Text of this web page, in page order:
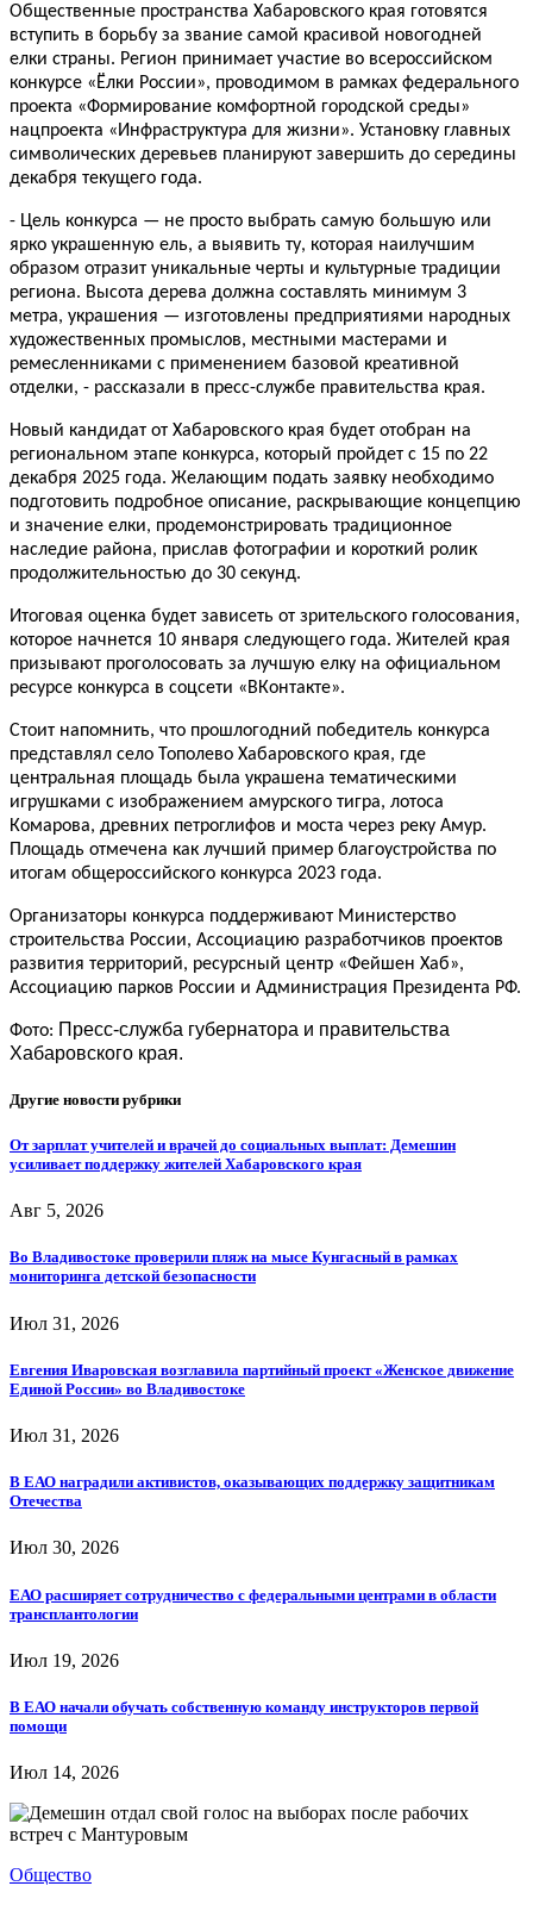
Общественные пространства Хабаровского края готовятся
вступить в борьбу за звание самой красивой новогодней
елки страны. Регион принимает участие во всероссийском
конкурсе «Ёлки России», проводимом в рамках федерального
проекта «Формирование комфортной городской среды»
нацпроекта «Инфраструктура для жизни». Установку главных
символических деревьев планируют завершить до середины
декабря текущего года.
- Цель конкурса — не просто выбрать самую большую или
ярко украшенную ель, а выявить ту, которая наилучшим
образом отразит уникальные черты и культурные традиции
региона. Высота дерева должна составлять минимум 3
метра, украшения — изготовлены предприятиями народных
художественных промыслов, местными мастерами и
ремесленниками с применением базовой креативной
отделки, - рассказали в пресс-службе правительства края.
Новый кандидат от Хабаровского края будет отобран на
региональном этапе конкурса, который пройдет с 15 по 22
декабря 2025 года. Желающим подать заявку необходимо
подготовить подробное описание, раскрывающие концепцию
и значение елки, продемонстрировать традиционное
наследие района, прислав фотографии и короткий ролик
продолжительностью до 30 секунд.
Итоговая оценка будет зависеть от зрительского голосования,
которое начнется 10 января следующего года. Жителей края
призывают проголосовать за лучшую елку на официальном
ресурсе конкурса в соцсети «ВКонтакте».
Стоит напомнить, что прошлогодний победитель конкурса
представлял село Тополево Хабаровского края, где
центральная площадь была украшена тематическими
игрушками с изображением амурского тигра, лотоса
Комарова, древних петроглифов и моста через реку Амур.
Площадь отмечена как лучший пример благоустройства по
итогам общероссийского конкурса 2023 года.
Организаторы конкурса поддерживают Министерство
строительства России, Ассоциацию разработчиков проектов
развития территорий, ресурсный центр «Фейшен Хаб»,
Ассоциацию парков России и Администрация Президента РФ.
Фото: Пресс-служба губернатора и правительства
Хабаровского края.
Другие новости рубрики
От зарплат учителей и врачей до социальных выплат: Демешин
усиливает поддержку жителей Хабаровского края
Авг 5, 2026
Во Владивостоке проверили пляж на мысе Кунгасный в рамках
мониторинга детской безопасности
Июл 31, 2026
Евгения Иваровская возглавила партийный проект «Женское движение
Единой России» во Владивостоке
Июл 31, 2026
В ЕАО наградили активистов, оказывающих поддержку защитникам
Отечества
Июл 30, 2026
ЕАО расширяет сотрудничество с федеральными центрами в области
трансплантологии
Июл 19, 2026
В ЕАО начали обучать собственную команду инструкторов первой
помощи
Июл 14, 2026
Общество